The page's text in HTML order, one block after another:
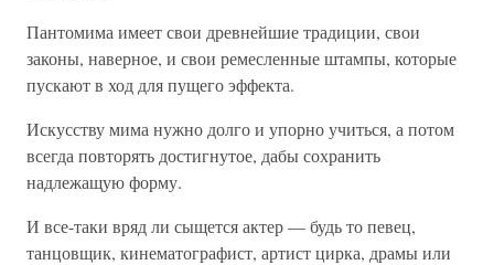
Пантомима имеет свои древнейшие традиции, свои
законы, наверное, и свои ремесленные штампы, которые
пускают в ход для пущего эффекта.
Искусству мима нужно долго и упорно учиться, а потом
всегда повторять достигнутое, дабы сохранить
надлежащую форму.
И все-таки вряд ли сыщется актер — будь то певец,
танцовщик, кинематографист, артист цирка, драмы или